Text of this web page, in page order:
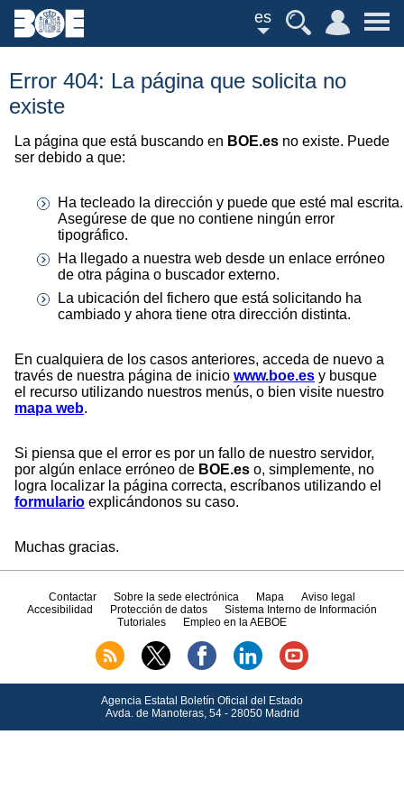
es
Error 404: La página que solicita no
existe
La página que está buscando en BOE.es no existe. Puede
ser debido a que:
Ha tecleado la dirección y puede que esté mal escrita.
Asegúrese de que no contiene ningún error
tipográfico.
Ha llegado a nuestra web desde un enlace erróneo
de otra página o buscador externo.
La ubicación del fichero que está solicitando ha
cambiado y ahora tiene otra dirección distinta.
En cualquiera de los casos anteriores, acceda de nuevo a
través de nuestra página de inicio www.boe.es y busque
el recurso utilizando nuestros menús, o bien visite nuestro
mapa web.
Si piensa que el error es por un fallo de nuestro servidor,
por algún enlace erróneo de BOE.es o, simplemente, no
logra localizar la página correcta, escríbanos utilizando el
formulario explicándonos su caso.
Muchas gracias.
Contactar Sobre la sede electrónica Mapa
Aviso legal
Accesibilidad
Protección de datos
Sistema Interno de Información
Tutoriales
Empleo en la AEBOE
Agencia Estatal Boletín Oficial del Estado
Avda.de Manoteras, 54 - 28050 Madrid